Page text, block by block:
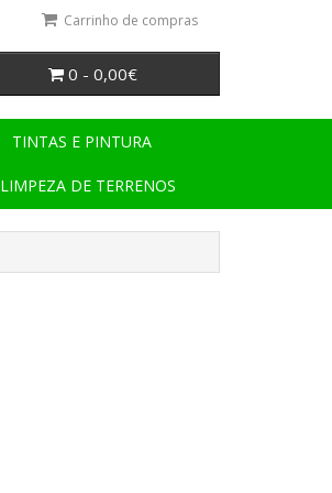
Carrinho de compras
0 - 0,00€
TINTAS E PINTURA
LIMPEZA DE TERRENOS